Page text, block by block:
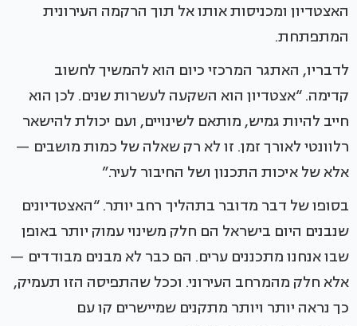
האצטדיון ומכניסות אותו אל תוך הרקמה העירונית
המתפתחת.
לדבריו, האתגר המרכזי כיום הוא להמשיך לחשוב
קדימה. “אצטדיון הוא השקעה לעשרות שנים. לכן הוא
חייב להיות גמיש, מותאם לשינויים, ועם יכולת להישאר
רלוונטי לאורך זמן. זו לא רק שאלה של כמות מושבים —
אלא של איכות התכנון ושל החיבור לעיר.”
בסופו של דבר מדובר בתהליך רחב יותר. “האצטדיונים
שנבנים היום בישראל הם חלק משינוי עמוק יותר באופן
שבו אנחנו מתכננים ערים. הם כבר לא מבנים מבודדים —
אלא חלק מהמרחב העירוני. וככל שהתפיסה הזו תעמיק,
כך נראה יותר ויותר מתקנים שמיישרים קו עם